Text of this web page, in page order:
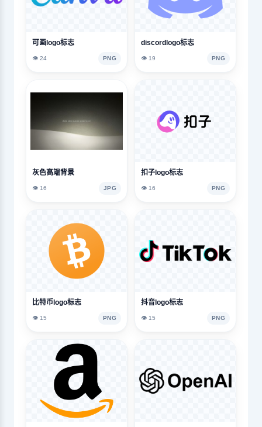
可画logo标志
👁️ 24 PNG
discordlogo标志
👁️ 19 PNG
灰色高端背景
👁️ 16 JPG
扣子logo标志
👁️ 16 PNG
比特币logo标志
👁️ 15 PNG
抖音logo标志
👁️ 15 PNG